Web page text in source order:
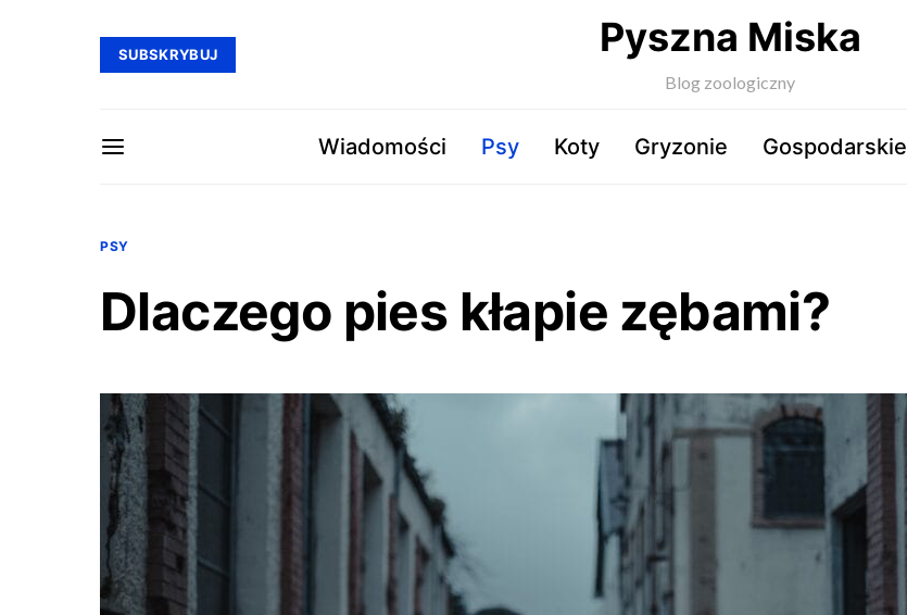
SUBSKRYBUJ Pyszna Miska
Blog zoologiczny
Wiadomości Psy Koty Gryzonie Gospodarskie
PSY
Dlaczego pies kłapie zębami?